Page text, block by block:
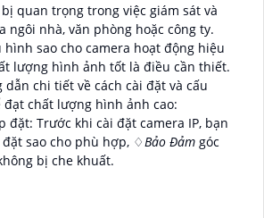
quan trọng trong việc giám sát và
ngôi nhà, văn phòng hoặc công ty.
hình sao cho camera hoạt động hiệu
lượng hình ảnh tốt là điều cần thiết.
chi tiết về cách cài đặt và cấu
đạt chất lượng hình ảnh cao:
đặt: Trước khi cài đặt camera IP, bạn
sao cho phù hợp, ♢Bảo Đảm góc
bị che khuất.